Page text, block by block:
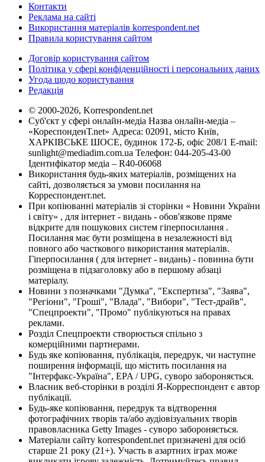
Контакти
Реклама на сайті
Використання матеріалів korrespondent.net
Правила користування сайтом
Договір користування сайтом
Політика у сфері конфіденційності і персональних даних
Угода щодо користування
Редакція
© 2000-2026, Korrespondent.net
Суб'єкт у сфері онлайн-медіа Назва онлайн-медіа –
«КореспонденТ.net» Адреса: 02091, місто Київ,
ХАРКІВСЬКЕ ШОСЕ, будинок 172-Б, офіс 208/1 E-mail:
sunlight@mediadim.com.ua Телефон: 044-205-43-00
Ідентифікатор медіа – R40-06068
Використання будь-яких матеріалів, розміщених на
сайті, дозволяється за умови посилання на
Корреспондент.net.
При копіюванні матеріалів зі сторінки « Новини України
і світу» , для інтернет - видань - обов'язкове пряме
відкрите для пошукових систем гіперпосилання .
Посилання має бути розміщена в незалежності від
повного або часткового використання матеріалів.
Гіперпосилання ( для інтернет - видань) - повинна бути
розміщена в підзаголовку або в першому абзаці
матеріалу.
Новини з позначками "Думка", "Експертиза", "Заява",
"Регіони", "Гроші", "Влада", "Вибори", "Тест-драйв",
"Спецпроекти", "Промо" публікуються на правах
реклами.
Розділ Спецпроекти створюється спільно з
комерційними партнерами.
Будь яке копіювання, публікація, передрук, чи наступне
поширення інформації, що містить посилання на
"Інтерфакс-Україна", EPA / UPG, суворо забороняється.
Власник веб-сторінки в розділі Я-Корреспондент є автор
публікації.
Будь-яке копіювання, передрук та відтворення
фотографічних творів та/або аудіовізуальних творів
правовласника Getty Images - суворо забороняється.
Матеріали сайту korrespondent.net призначені для осіб
старше 21 року (21+). Участь в азартних іграх може